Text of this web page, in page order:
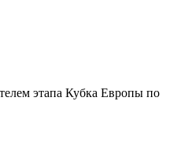
этапа Кубка Европы по